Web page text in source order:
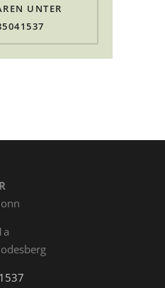
UNTER